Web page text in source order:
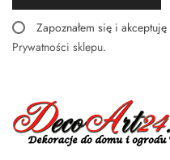
Zapoznałem się i akceptuję
Prywatności sklepu.